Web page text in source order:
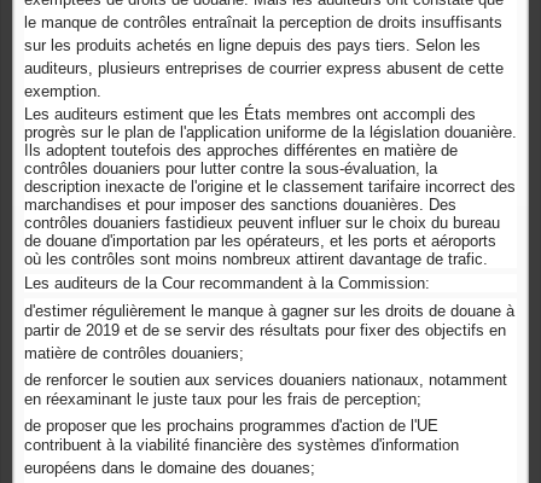
le manque de contrôles entraînait la perception de droits insuffisants
sur les produits achetés en ligne depuis des pays tiers. Selon les
auditeurs, plusieurs entreprises de courrier express abusent de cette
exemption.
Les auditeurs estiment que les États membres ont accompli des
progrès sur le plan de l'application uniforme de la législation douanière.
Ils adoptent toutefois des approches différentes en matière de
contrôles douaniers pour lutter contre la sous-évaluation, la
description inexacte de l'origine et le classement tarifaire incorrect des
marchandises et pour imposer des sanctions douanières. Des
contrôles douaniers fastidieux peuvent influer sur le choix du bureau
de douane d'importation par les opérateurs, et les ports et aéroports
où les contrôles sont moins nombreux attirent davantage de trafic.
Les auditeurs de la Cour recommandent à la Commission:
d'estimer régulièrement le manque à gagner sur les droits de douane à
partir de 2019 et de se servir des résultats pour fixer des objectifs en
matière de contrôles douaniers;
de renforcer le soutien aux services douaniers nationaux, notamment
en réexaminant le juste taux pour les frais de perception;
de proposer que les prochains programmes d'action de l'UE
contribuent à la viabilité financière des systèmes d'information
européens dans le domaine des douanes;